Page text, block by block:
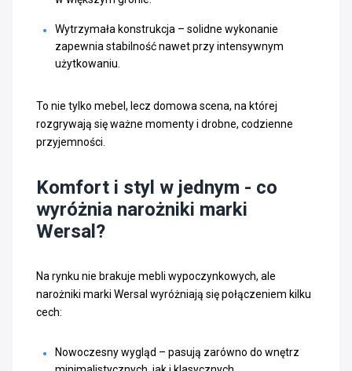
Wytrzymała konstrukcja – solidne wykonanie
zapewnia stabilność nawet przy intensywnym
użytkowaniu.
To nie tylko mebel, lecz domowa scena, na której
rozgrywają się ważne momenty i drobne, codzienne
przyjemności.
Komfort i styl w jednym - co
wyróżnia narożniki marki
Wersal?
Na rynku nie brakuje mebli wypoczynkowych, ale
narożniki marki Wersal wyróżniają się połączeniem kilku
cech:
Nowoczesny wygląd – pasują zarówno do wnętrz